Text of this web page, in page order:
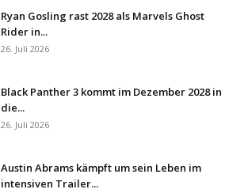
Ryan Gosling rast 2028 als Marvels Ghost
Rider in...
26. Juli 2026
Black Panther 3 kommt im Dezember 2028 in
die...
26. Juli 2026
Austin Abrams kämpft um sein Leben im
intensiven Trailer...